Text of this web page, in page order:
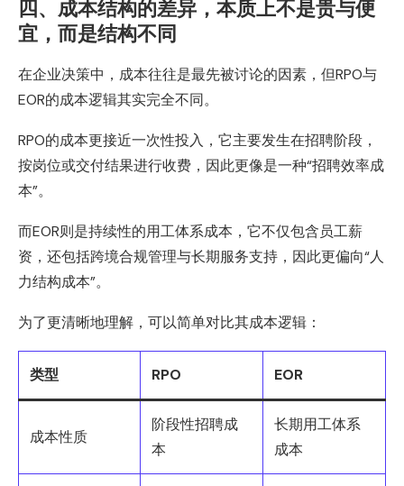
四、成本结构的差异，本质上不是贵与便
宜，而是结构不同
在企业决策中，成本往往是最先被讨论的因素，但RPO与
EOR的成本逻辑其实完全不同。
RPO的成本更接近一次性投入，它主要发生在招聘阶段，
按岗位或交付结果进行收费，因此更像是一种“招聘效率成
本”。
而EOR则是持续性的用工体系成本，它不仅包含员工薪
资，还包括跨境合规管理与长期服务支持，因此更偏向“人
力结构成本”。
为了更清晰地理解，可以简单对比其成本逻辑：
类型 RPO EOR
成本性质
阶段性招聘成
本
长期用工体系
成本